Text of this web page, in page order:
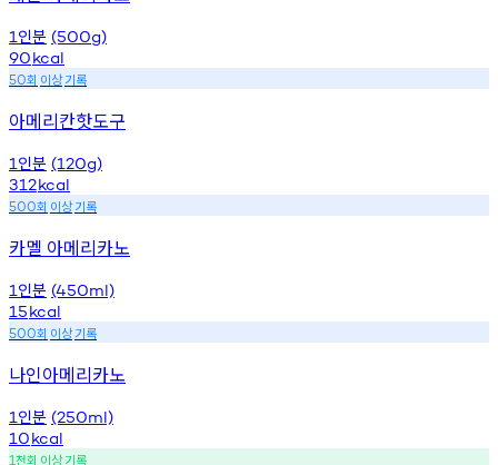
1 인분 (500g)
90kcal
50회 이상기록
아메리칸핫도구
1 인분 (120g)
312kcal
500회 이상기록
카멜 아메리카노
1 인분 (450ml)
15kcal
500회 이상기록
나인아메리카노
1 인분 (250ml)
10kcal
1천회 이상기록